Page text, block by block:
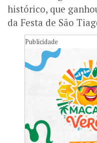
histórico, que
da Festa de São
Publicidade